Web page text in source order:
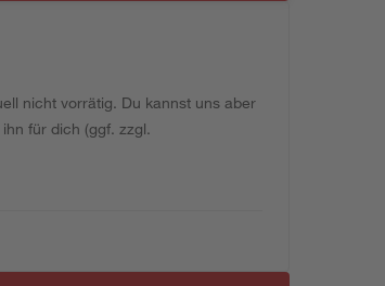
nicht vorrätig. Du kannst uns aber
für dich (ggf. zzgl.